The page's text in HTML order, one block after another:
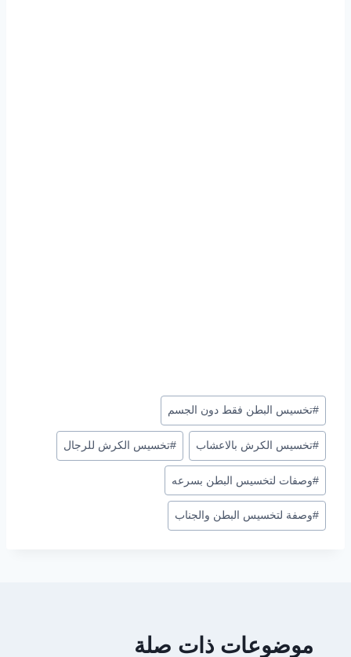
وسوم
المقال:
#تخسيس البطن فقط دون الجسم
#تخسيس الكرش بالاعشاب #تخسيس الكرش للرجال
#وصفات لتخسيس البطن بسرعه
#وصفة لتخسيس البطن والجناب
موضوعات ذات صلة